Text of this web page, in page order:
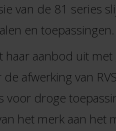
van de 81 series
en toepassingen.
aanbod uit
afwerking van
droge
het merk aan het